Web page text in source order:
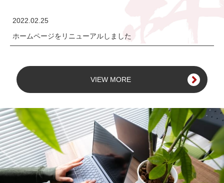
2022.02.25
ホームページをリニューアルしました
VIEW MORE